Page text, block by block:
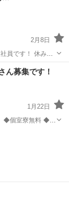
2月8日
員です！ 休み重
ある程度組み上が
作業に比べ、早
募集です！
1月22日